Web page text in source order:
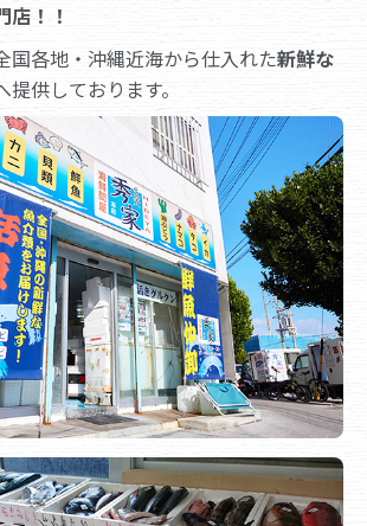
店！！
国各地・沖縄近海から仕入れた新鮮な
供しております。